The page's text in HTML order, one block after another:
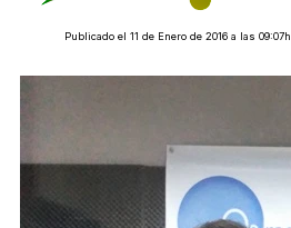
Publicado el 11 de Enero de 2016 a las 09:07h